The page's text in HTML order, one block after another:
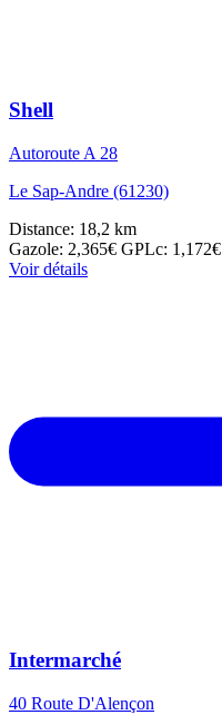
Shell
Autoroute A 28
Le Sap-Andre (61230)
Distance: 18,2 km
Gazole: 2,365€ GPLc: 1,172€
Voir détails
Intermarché
40 Route D'Alençon